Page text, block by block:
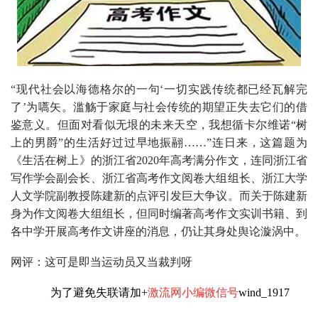
“现代社会以海德格尔的一句‘一切实践传统都已经瓦解完
了’为嚆矢。滥觞于家庭与社会传统的期望正失去它们的借
鉴意义。但面对看似无垠的未来天空，我想循卡尔维诺“树
上的男爵”的生活好过过早地振翮……”连日来，这篇题为
《生活在树上》的浙江省2020年高考满分作文，连同浙江省
写作学会副会长、浙江省高考作文阅卷大组组长、浙江大学
人文学院副教授陈建新的点评引发巨大争议。而关于陈建新
身为作文阅卷大组组长，但同时编著高考作文实训书籍、到
各中学开展高考作文讲座的消息，仍让其身处舆论漩涡中。
网评：这可是即当运动员又当裁判呀
为了避免失联请加+激流网小编微信号wind_1917